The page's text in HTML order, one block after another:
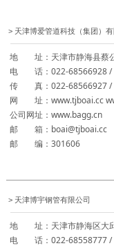
> 天津博爱管道科技（集团）
地 址：天津市静海县蔡
电 话：022-68566928 /
传 真：022-68566927 /
网 址：www.tjboai.cc
公司网址：www.bagg.cn
邮 箱：boai@tjboai.cc
邮 编：301606
> 天津博宇钢管有限公司
地 址：天津市静海区大
电 话：022-68558777 /